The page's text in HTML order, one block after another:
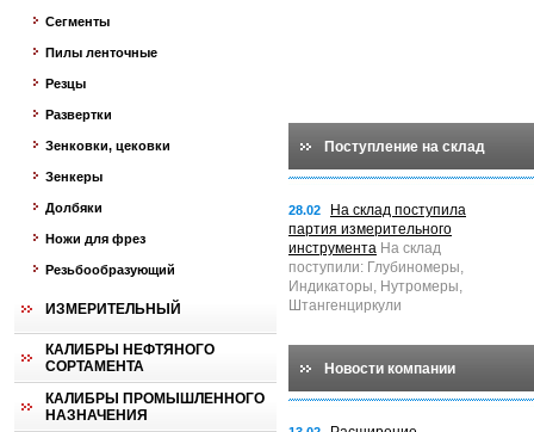
Сегменты
Пилы ленточные
Резцы
Развертки
Зенковки, цековки
Зенкеры
Долбяки
Ножи для фрез
Резьбообразующий
ИЗМЕРИТЕЛЬНЫЙ
КАЛИБРЫ НЕФТЯНОГО
СОРТАМЕНТА
КАЛИБРЫ ПРОМЫШЛЕННОГО
НАЗНАЧЕНИЯ
Поступление на склад
28.02
На склад поступила
партия измерительного
инструмента На склад
поступили: Глубиномеры,
Индикаторы, Нутромеры,
Штангенциркули
Новости компании